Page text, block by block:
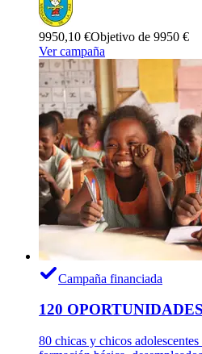
9950,10 €Objetivo de 9950 €
Ver campaña
Campaña financiada
120
80 chicas y chicos